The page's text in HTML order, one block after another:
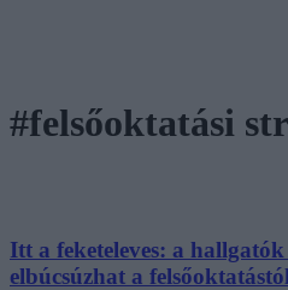
#felsőoktatási
Itt a feketeleves: a
elbúcsúzhat a